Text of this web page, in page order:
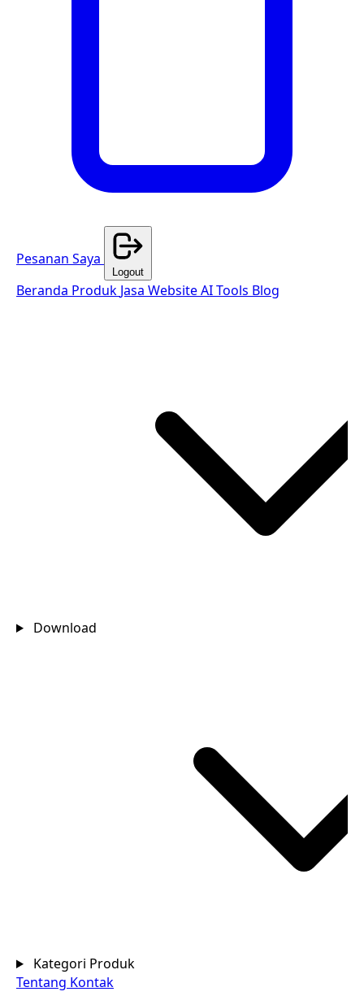
Pesanan Saya
Logout
Beranda Produk Jasa WebsiteAI Tools Blog
Download
Kategori Produk
Tentang Kontak